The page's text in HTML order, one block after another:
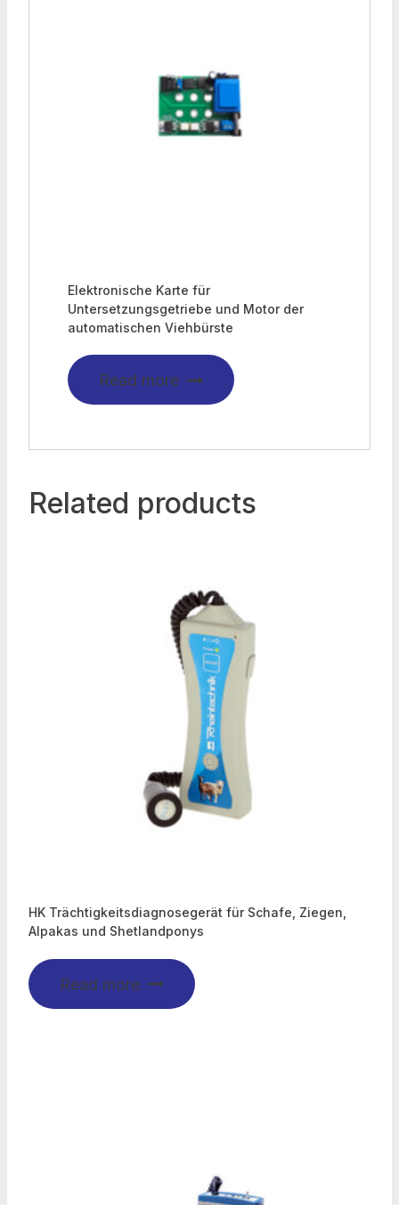
Elektronische Karte für
Untersetzungsgetriebe und Motor der
automatischen Viehbürste
Read more
Related products
HK Trächtigkeitsdiagnosegerät für Schafe, Ziegen,
Alpakas und Shetlandponys
Read more